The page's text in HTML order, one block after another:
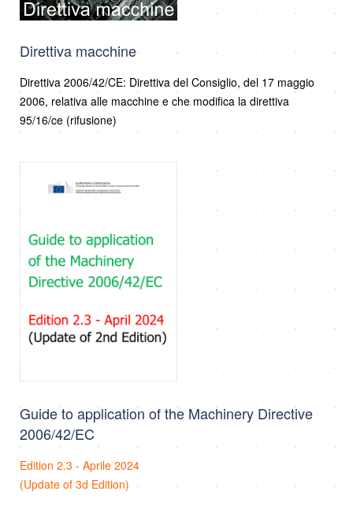
Direttiva macchine
Direttiva 2006/42/CE: Direttiva del Consiglio, del 17 maggio
2006, relativa alle macchine e che modifica la direttiva
95/16/ce (rifusione)
Guide to application of the Machinery Directive
2006/42/EC
Edition 2.3 - Aprile 2024
(Update of 3d Edition)